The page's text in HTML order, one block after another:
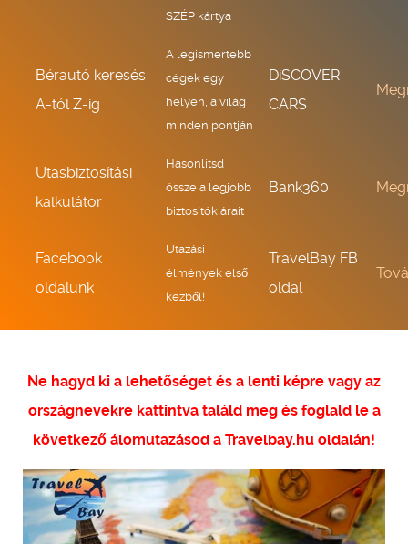
SZÉP kártya
Bérautó keresés
A-tól Z-ig
A legismertebb
cégek egy
helyen, a világ
minden pontján
DiSCOVER
CARS
Utasbiztosítási
kalkulátor
Hasonlítsd
össze a legjobb
biztosítók árait
Bank360
Facebook
oldalunk
Utazási
élmények első
kézből!
TravelBay FB
oldal
Ne hagyd ki a lehetőséget és a lenti képre vagy az
országnevekre kattintva találd meg és foglald le a
következő álomutazásod a Travelbay.hu oldalán!